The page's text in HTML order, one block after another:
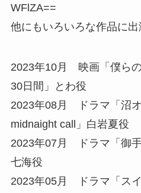
WFlZA==
他にもいろいろな作品に出
2023年10月 映画「僕ら
30日間」とわ役
2023年08月 ドラマ「沼
midnaight call」白岩夏役
2023年07月 ドラマ「御
七海役
2023年05月 ドラマ「ス